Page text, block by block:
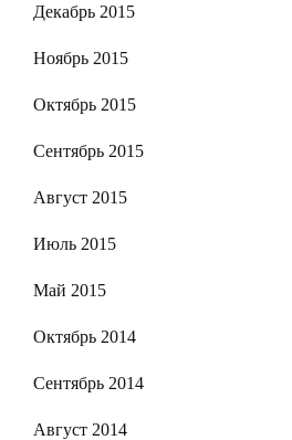
Декабрь 2015
Ноябрь 2015
Октябрь 2015
Сентябрь 2015
Август 2015
Июль 2015
Май 2015
Октябрь 2014
Сентябрь 2014
Август 2014